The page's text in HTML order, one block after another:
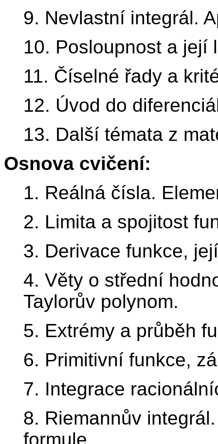
9. Nevlastní integrál.
10. Posloupnost a její
11. Číselné řady a
12. Úvod do
13. Další témata z
Osnova cvičení:
1. Reálná čísla.
2. Limita a spojitost
3. Derivace funkce,
4. Věty o střední
Taylorův polynom.
5. Extrémy a průběh
6. Primitivní funkce,
7. Integrace
8. Riemannův
formule.